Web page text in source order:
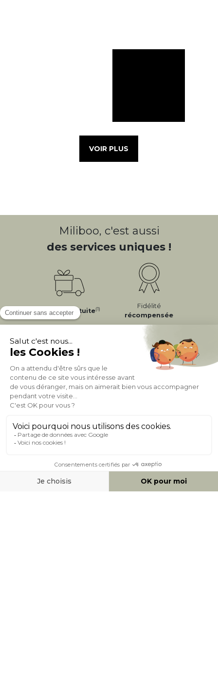
VOIR PLUS
Miliboo, c'est aussi
des services uniques !
LivraisonGratuite(1)
Fidélité
récompensée
Expéditionen
24/72h
Appel gratuit
0 20 88 04 14
À PROPOS DE MILIBOO